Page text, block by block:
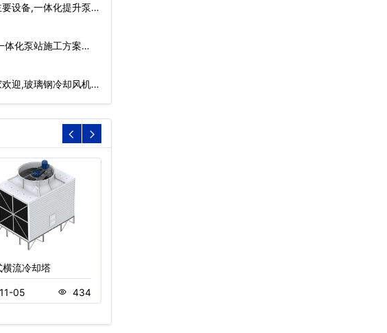
设备,一体化提升泵
体化泵站施工方案…
迎,玻璃钢冷却风机…
横流冷却塔
11-05 434